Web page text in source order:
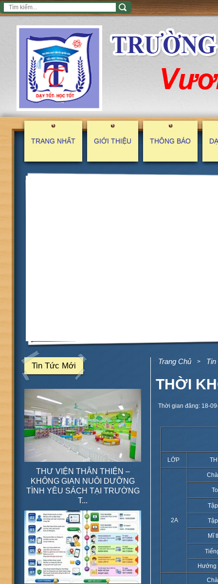
TRANG NHẤT GIỚI THIỆU THÔNG BÁO
Tin Tức Mới
THƯ VIỆN THÂN THIỆN –
KHÔNG GIAN NUÔI DƯỠNG
TÌNH YÊU SÁCH TẠI TRƯỜNG
T...
Trang Chủ >
THỜI
Thời gian đăng: 18-
LỚP
2A
Mĩ
Hướng